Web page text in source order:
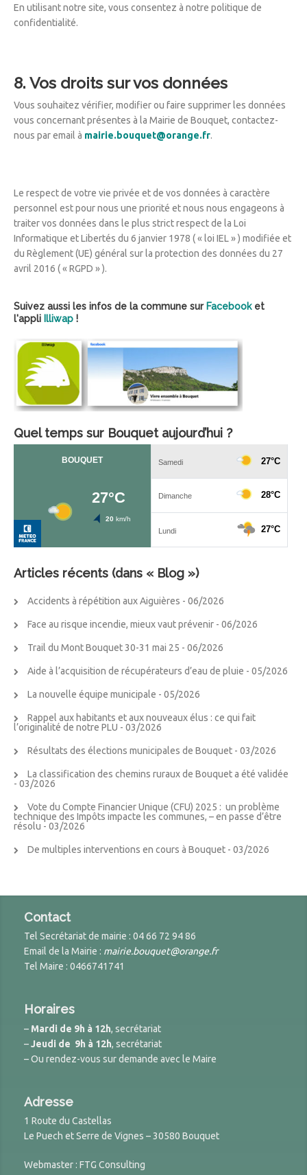
En utilisant notre site, vous consentez à notre politique de
confidentialité.
8. Vos droits sur vos données
Vous souhaitez vérifier, modifier ou faire supprimer les données
vous concernant présentes à la Mairie de Bouquet, contactez-
nous par email à mairie.bouquet@orange.fr.
Le respect de votre vie privée et de vos données à caractère
personnel est pour nous une priorité et nous nous engageons à
traiter vos données dans le plus strict respect de la Loi
Informatique et Libertés du 6 janvier 1978 ( « loi IEL » ) modifiée et
du Règlement (UE) général sur la protection des données du 27
avril 2016 ( « RGPD » ).
Suivez aussi les infos de la commune sur Facebook et
l'appli Illiwap !
Quel temps sur Bouquet aujourd’hui ?
Articles récents (dans « Blog »)
Accidents à répétition aux Aiguières - 06/2026
Face au risque incendie, mieux vaut prévenir - 06/2026
Trail du Mont Bouquet 30-31 mai 25 - 06/2026
Aide à l’acquisition de récupérateurs d’eau de pluie - 05/2026
La nouvelle équipe municipale - 05/2026
Rappel aux habitants et aux nouveaux élus : ce qui fait
l’originalité de notre PLU - 03/2026
Résultats des élections municipales de Bouquet - 03/2026
La classification des chemins ruraux de Bouquet a été validée
- 03/2026
Vote du Compte Financier Unique (CFU) 2025 : un problème
technique des Impôts impacte les communes, – en passe d’être
résolu - 03/2026
De multiples interventions en cours à Bouquet - 03/2026
Contact
Tel Secrétariat de mairie : 04 66 72 94 86
Email de la Mairie : mairie.bouquet@orange.fr
Tel Maire : 0466741741
Horaires
– Mardi de 9h à 12h, secrétariat
–Jeudi de 9h à 12h, secrétariat
– Ou rendez-vous sur demande avec le Maire
Adresse
1 Route du Castellas
Le Puech et Serre de Vignes – 30580 Bouquet
Webmaster : FTG Consulting